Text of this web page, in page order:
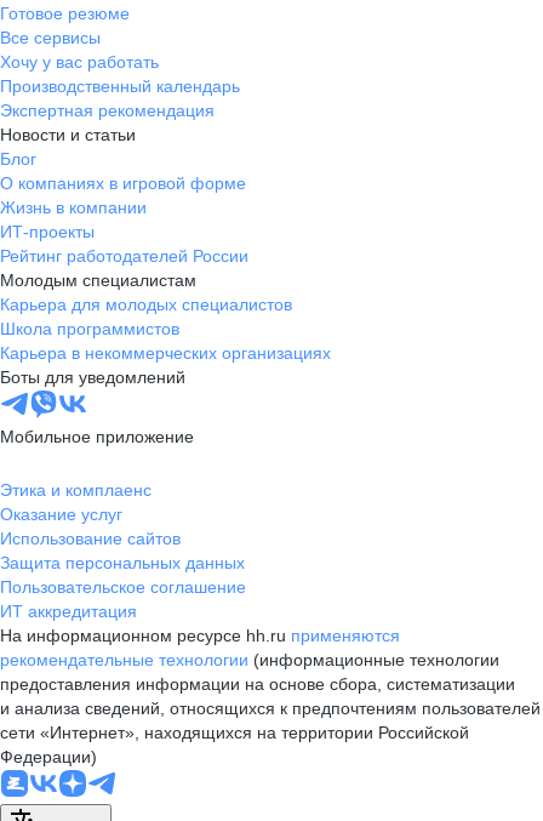
Готовое резюме
Все сервисы
Хочу у вас работать
Производственный календарь
Экспертная рекомендация
Новости и статьи
Блог
О компаниях в игровой форме
Жизнь в компании
ИТ-проекты
Рейтинг работодателей России
Молодым специалистам
Карьера для молодых специалистов
Школа программистов
Карьера в некоммерческих организациях
Боты для уведомлений
Мобильное приложение
Этика и комплаенс
Оказание услуг
Использование сайтов
Защита персональных данных
Пользовательское соглашение
ИТ аккредитация
На информационном ресурсе hh.ru применяются
рекомендательные технологии (информационные технологии
предоставления информации на основе сбора, систематизации
и анализа сведений, относящихся к предпочтениям пользователей
сети «Интернет», находящихся на территории Российской
Федерации)